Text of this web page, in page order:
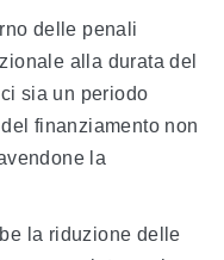
delle penali
alla durata del
sia un periodo
finanziamento non
la
la riduzione delle